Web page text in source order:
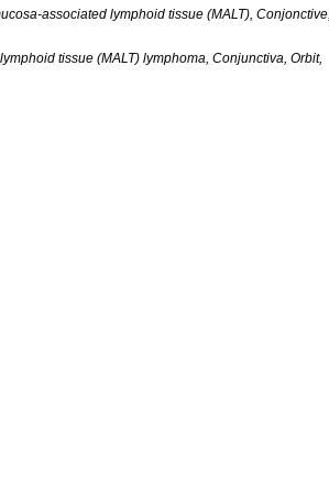
associated lymphoid tissue (MALT), Conjonctive,
tissue (MALT) lymphoma, Conjunctiva, Orbit,